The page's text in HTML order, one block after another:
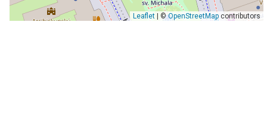
Leaflet| ©OpenStreetMapcontributors